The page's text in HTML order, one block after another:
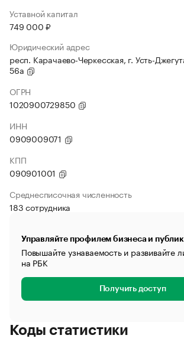
Уставной капитал
749 000 ₽
Юридический адрес
респ. Карачаево-Черкесская, г. Усть-
56а
ОГРН
1020900729850
ИНН
0909009071
КПП
090901001
Среднесписочная численность
183 сотрудника
Управляйте профилем бизнеса и
Повышайте узнаваемость и развивайте
на РБК
Получить доступ
Коды статистики